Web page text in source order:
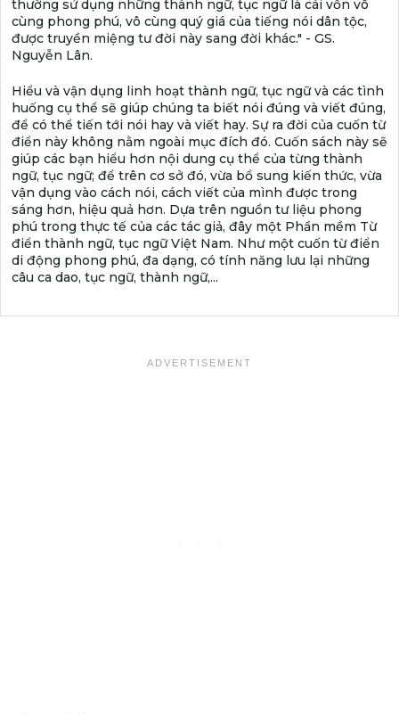
thường sử dụng những thành ngữ, tục ngữ là cái vốn vô
cùng phong phú, vô cùng quý giá của tiếng nói dân tộc,
được truyền miệng tư đời này sang đời khác." - GS.
Nguyễn Lân.
Hiểu và vận dụng linh hoạt thành ngữ, tục ngữ và các tình
huống cụ thể sẽ giúp chúng ta biết nói đúng và viết đúng,
để có thể tiến tới nói hay và viết hay. Sự ra đời của cuốn từ
điển này không nằm ngoài mục đích đó. Cuốn sách này sẽ
giúp các bạn hiểu hơn nội dung cụ thể của từng thành
ngữ, tục ngữ; để trên cơ sở đó, vừa bổ sung kiến thức, vừa
vận dụng vào cách nói, cách viết của mình được trong
sáng hơn, hiệu quả hơn. Dựa trên nguồn tư liệu phong
phú trong thực tế của các tác giả, đây một Phần mềm Từ
điển thành ngữ, tục ngữ Việt Nam. Như một cuốn từ điển
di động phong phú, đa dạng, có tính năng lưu lại những
câu ca dao, tục ngữ, thành ngữ,...